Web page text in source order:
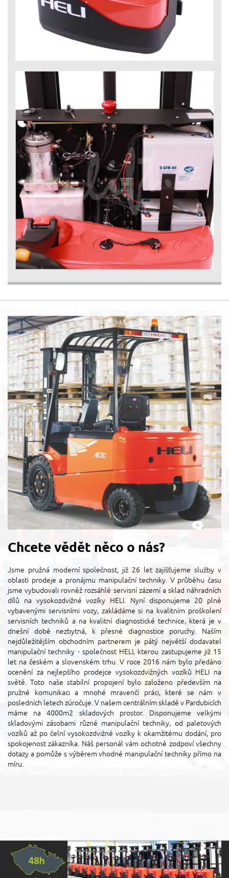
Chcete vědět něco o nás?
Jsme pružná moderní společnost, již 26 let zajišťujeme služby v
oblasti prodeje a pronájmu manipulační techniky. V průběhu času
jsme vybudovali rovněž rozsáhlé servisní zázemí a sklad náhradních
dílů na vysokozdvižné vozíky HELI. Nyní disponujeme 20 plně
vybavenými servisními vozy, zakládáme si na kvalitním proškolení
servisních techniků a na kvalitní diagnostické technice, která je v
dnešní době nezbytná, k přesné diagnostice poruchy. Naším
nejdůležitějším obchodním partnerem je pátý největší dodavatel
manipulační techniky - společnost HELI, kterou zastupujeme již 15
let na českém a slovenském trhu. V roce 2016 nám bylo předáno
ocenění za nejlepšího prodejce vysokozdvižných vozíků HELI na
světě. Toto naše stabilní propojení bylo založeno především na
pružné komunikaci a mnohé mravenčí práci, které se nám v
posledních letech zúročuje. V našem centrálním skladě v Pardubicích
máme na 4000m2 skladových prostor. Disponujeme velkými
skladovými zásobami různé manipulační techniky, od paletových
vozíků až po čelní vysokozdvižné vozíky k okamžitému dodání, pro
spokojenost zákazníka. Náš personál vám ochotně zodpoví všechny
dotazy a pomůže s výběrem vhodné manipulační techniky přímo na
míru.